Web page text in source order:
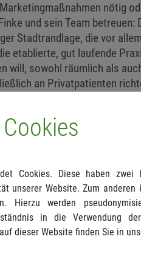
nötig
und sein Team betreuen:
Stadtrandlage, die vor
etablierte, gut laufende
will, sowohl räumlich als
an Privatpatienten
über sich in diversen
mit 120 Patienten pro
für die Praxis abzuzahlen.
kein konkretes Ziel
Praxis sogleich neue
und ihre Lage, der
Die Maßnahmen müssen
werden. Und zwar gekonnt.
Jameda suchen 70 Prozent
Cookies. Diese haben
unserer Website. Zum
Hierzu werden
in die Verwendung
dieser Website finden Sie in